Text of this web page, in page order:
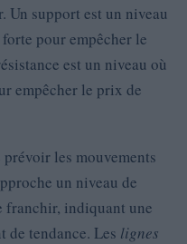
Un support est un niveau
pour empêcher le
est un niveau où
empêcher le prix de
les mouvements
un niveau de
franchir, indiquant une
de tendance. Les lignes